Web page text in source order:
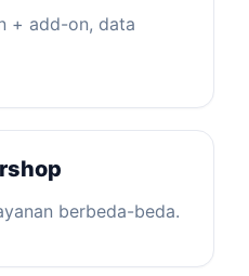
+ add-on, data
berbeda-beda.